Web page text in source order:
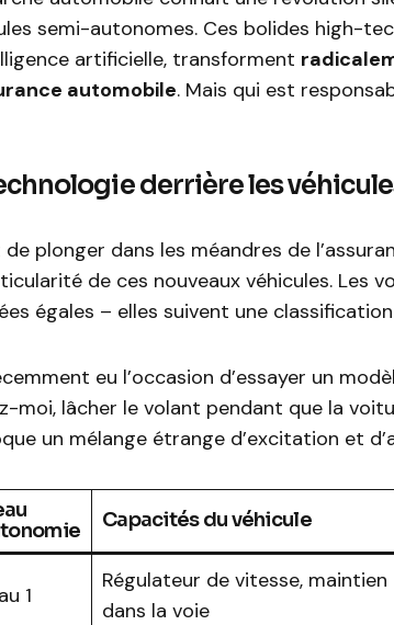
semi-autonomes. Ces bolides high-
artificielle, transforment
automobile. Mais qui est
derrière les
de plonger dans les méandres de
de ces nouveaux véhicules. Les
égales – elles suivent une
eu l’occasion d’essayer un
moi, lâcher le volant pendant que la
un mélange étrange d’excitation et
Capacités du véhicule
1
Régulateur de vitesse, maintien
dans la voie